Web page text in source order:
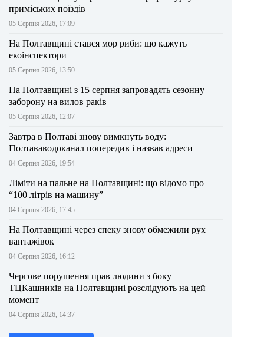
приміських поїздів
05 Серпня 2026, 17:09
На Полтавщині стався мор риби: що кажуть
екоінспектори
05 Серпня 2026, 13:50
На Полтавщині з 15 серпня запровадять сезонну
заборону на вилов раків
05 Серпня 2026, 12:07
Завтра в Полтаві знову вимкнуть воду:
Полтававодоканал попередив і назвав адреси
04 Серпня 2026, 19:54
Ліміти на пальне на Полтавщині: що відомо про
“100 літрів на машину”
04 Серпня 2026, 17:45
На Полтавщині через спеку знову обмежили рух
вантажівок
04 Серпня 2026, 16:12
Чергове порушення прав людини з боку
ТЦКашників на Полтавщині розслідують на цей
момент
04 Серпня 2026, 14:37